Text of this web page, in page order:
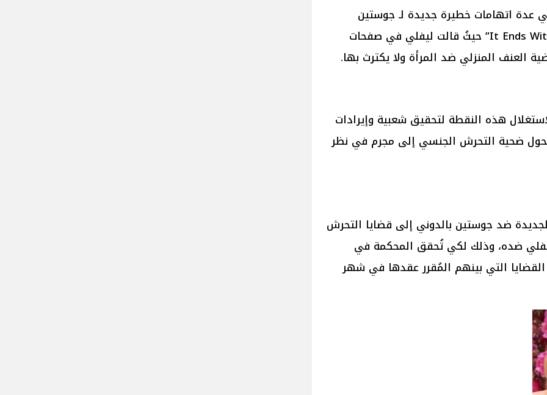
عدة اتهامات خطيرة جديدة لـ جوستين
بالدوني بطل ومخرج فيلمها “It Ends With Us” حيثُ قالت ليفلي في صفحات
العنف المنزلي ضد المرأة ولا يكترث بها.
هذه النقطة لتحقيق شعبية وإيرادات
تحول ضحية التحرش الجنسي إلى مجرم في نظر
ضد جوستين بالدوني إلى قضايا التحرش
ضده، وذلك لكي تُحقق المحكمة في
التي بينهم المُقرر عقدها في شهر